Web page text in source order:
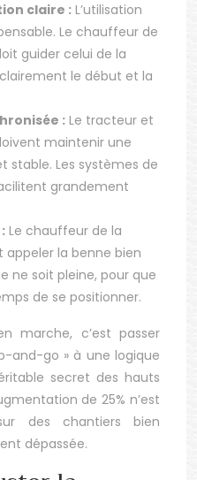
claire : L’utilisation
Le chauffeur de
guider celui de la
le début et la
:Le tracteur et
maintenir une
stable. Les systèmes de
grandement
Le chauffeur de la
appeler la benne bien
ne soit pleine, pour que
de se positionner.
marche, c’est passer
and-go » à une logique
secret des hauts
de 25% n’est
des chantiers bien
dépassée.